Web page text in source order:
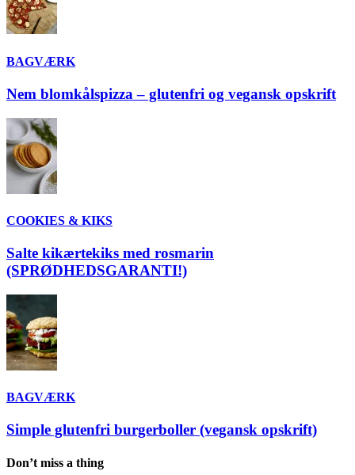
BAGVÆRK
Nem blomkålspizza – glutenfri og vegansk opskrift
COOKIES & KIKS
Salte kikærtekiks med rosmarin
(SPRØDHEDSGARANTI!)
BAGVÆRK
Simple glutenfri burgerboller (vegansk opskrift)
Don’t miss a thing